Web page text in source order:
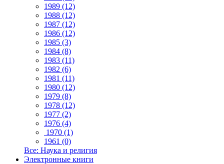
1989 (12)
1988 (12)
1987 (12)
1986 (12)
1985 (3)
1984 (8)
1983 (11)
1982 (6)
1981 (11)
1980 (12)
1979 (8)
1978 (12)
1977 (2)
1976 (4)
1970 (1)
1961 (0)
Все: Наука и религия
Электронные книги